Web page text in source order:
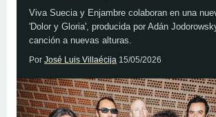
Viva Suecia y Enjambre colaboran en una
'Dolor y Gloria', producida por Adán
canción a nuevas alturas.
Por José Luis Villaécija 15/05/2026